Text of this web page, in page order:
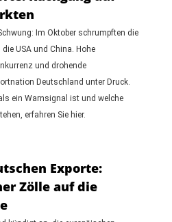
Im Oktober schrumpften die
USA und China. Hohe
und drohende
Deutschland unter Druck.
ein Warnsignal ist und welche
erfahren Sie hier.
Exporte:
Zölle auf die